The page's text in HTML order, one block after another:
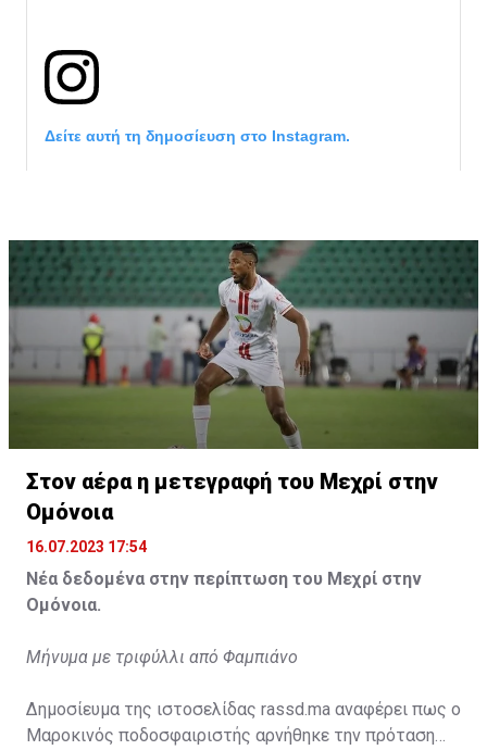
Δείτε αυτή τη δημοσίευση στο Instagram.
Στον αέρα η μετεγραφή του Μεχρί στην
Ομόνοια
16.07.2023 17:54
Νέα δεδομένα στην περίπτωση του Μεχρί στην
Ομόνοια.
Μήνυμα με τριφύλλι από Φαμπιάνο
Δημοσίευμα της ιστοσελίδας rassd.ma αναφέρει πως ο
Μαροκινός ποδοσφαιριστής αρνήθηκε την πρόταση